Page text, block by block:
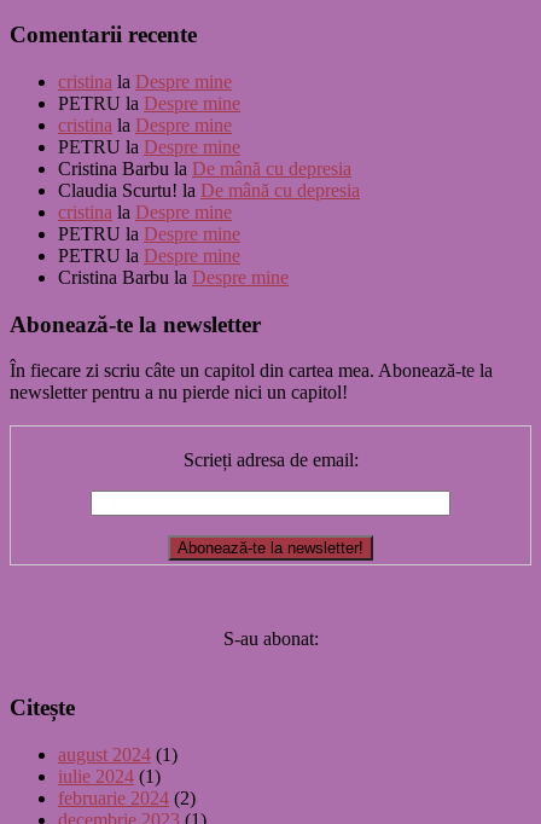
Comentarii recente
cristina la Despre mine
PETRU la Despre mine
cristina la Despre mine
PETRU la Despre mine
Cristina Barbu la De mână cu depresia
Claudia Scurtu! la De mână cu depresia
cristina la Despre mine
PETRU la Despre mine
PETRU la Despre mine
Cristina Barbu la Despre mine
Abonează-te la newsletter
În fiecare zi scriu câte un capitol din cartea mea. Abonează-te la
newsletter pentru a nu pierde nici un capitol!
Scrieți adresa de email:
S-au abonat:
Citește
august 2024 (1)
iulie 2024 (1)
februarie 2024 (2)
decembrie 2023 (1)